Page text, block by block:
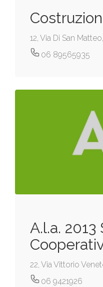
12, Via Di San
06 89565935
A.l.a.
22, Via Vittorio
06 9421926